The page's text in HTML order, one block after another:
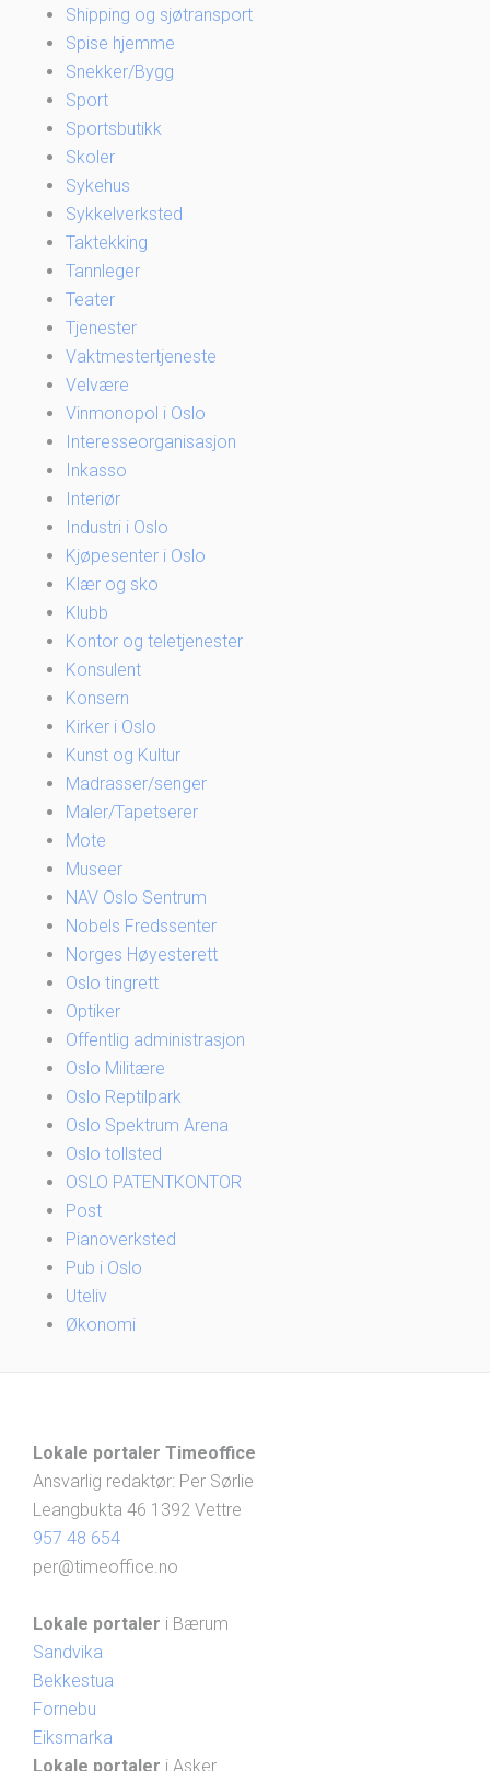
Shipping og sjøtransport
Spise hjemme
Snekker/Bygg
Sport
Sportsbutikk
Skoler
Sykehus
Sykkelverksted
Taktekking
Tannleger
Teater
Tjenester
Vaktmestertjeneste
Velvære
Vinmonopol i Oslo
Interesseorganisasjon
Inkasso
Interiør
Industri i Oslo
Kjøpesenter i Oslo
Klær og sko
Klubb
Kontor og teletjenester
Konsulent
Konsern
Kirker i Oslo
Kunst og Kultur
Madrasser/senger
Maler/Tapetserer
Mote
Museer
NAV Oslo Sentrum
Nobels Fredssenter
Norges Høyesterett
Oslo tingrett
Optiker
Offentlig administrasjon
Oslo Militære
Oslo Reptilpark
Oslo Spektrum Arena
Oslo tollsted
OSLO PATENTKONTOR
Post
Pianoverksted
Pub i Oslo
Uteliv
Økonomi
Lokale portaler Timeoffice
Ansvarlig redaktør: Per Sørlie
Leangbukta 46 1392 Vettre
957 48 654
per@timeoffice.no
Lokale portaler i Bærum
Sandvika
Bekkestua
Fornebu
Eiksmarka
Lokale portaler i Asker